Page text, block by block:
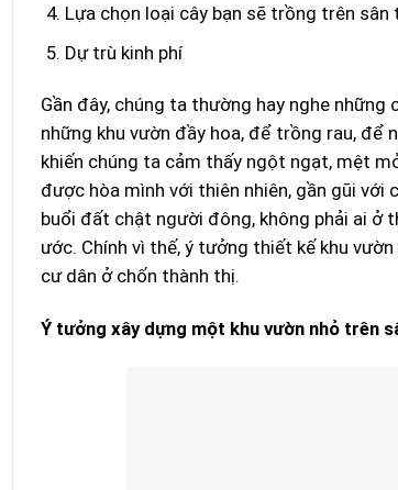
Lựa chọn loại cây bạn sẽ trồng trên sân
Dự trù kinh phí
Gần đây, chúng ta thường hay nghe
những khu vườn đầy hoa, để trồng rau, để
khiến chúng ta cảm thấy ngột ngạt, mệt
được hòa mình với thiên nhiên, gần gũi với
buổi đất chật người đông, không phải ai ở
ước. Chính vì thế, ý tưởng thiết kế khu
cư dân ở chốn thành thị.
Ý tưởng xây dựng một khu vườn nhỏ trên